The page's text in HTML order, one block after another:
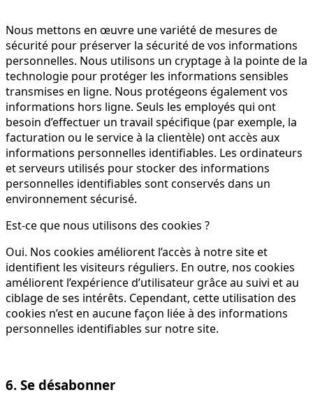
Nous mettons en œuvre une variété de mesures de
sécurité pour préserver la sécurité de vos informations
personnelles. Nous utilisons un cryptage à la pointe de la
technologie pour protéger les informations sensibles
transmises en ligne. Nous protégeons également vos
informations hors ligne. Seuls les employés qui ont
besoin d’effectuer un travail spécifique (par exemple, la
facturation ou le service à la clientèle) ont accès aux
informations personnelles identifiables. Les ordinateurs
et serveurs utilisés pour stocker des informations
personnelles identifiables sont conservés dans un
environnement sécurisé.
Est-ce que nous utilisons des cookies ?
Oui. Nos cookies améliorent l’accès à notre site et
identifient les visiteurs réguliers. En outre, nos cookies
améliorent l’expérience d’utilisateur grâce au suivi et au
ciblage de ses intérêts. Cependant, cette utilisation des
cookies n’est en aucune façon liée à des informations
personnelles identifiables sur notre site.
6. Se désabonner